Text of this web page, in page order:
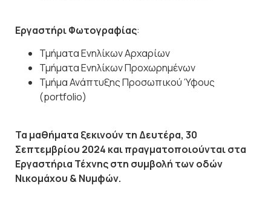
Εργαστήρι Φωτογραφίας:
Τμήματα Ενηλίκων Αρχαρίων
Τμήματα Ενηλίκων Προχωρημένων
Τμήμα Ανάπτυξης Προσωπικού Ύφους
(portfolio)
Τα μαθήματα ξεκινούν τη Δευτέρα, 30
Σεπτεμβρίου 2024 και πραγματοποιούνται στα
Εργαστήρια Τέχνης στη συμβολή των οδών
Νικομάχου & Νυμφών.